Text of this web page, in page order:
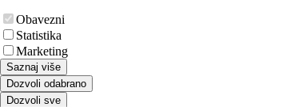
Obavezni
Statistika
Marketing
Saznaj više
Dozvoli odabrano
Dozvoli sve